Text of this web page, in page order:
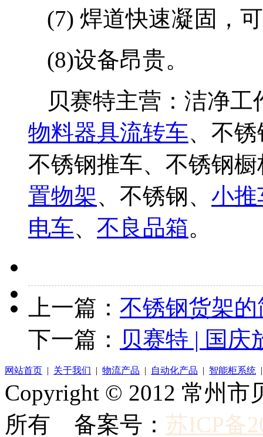
(7) 焊道快速凝固，
(8)设备昂贵。
贝赛特主营：洁净
物料器具流转车、不
不锈钢推车、不锈钢
置物架、不锈钢、 小推
电车、 不良品箱。
上一篇： 不锈钢货架的
下一篇： 贝赛特 | 国庆
网站首页 | 关于我们 | 物流产品 | 自动化产品 | 智能柜系统
Copyright © 2012 常州
所有 备案号： 苏ICP备